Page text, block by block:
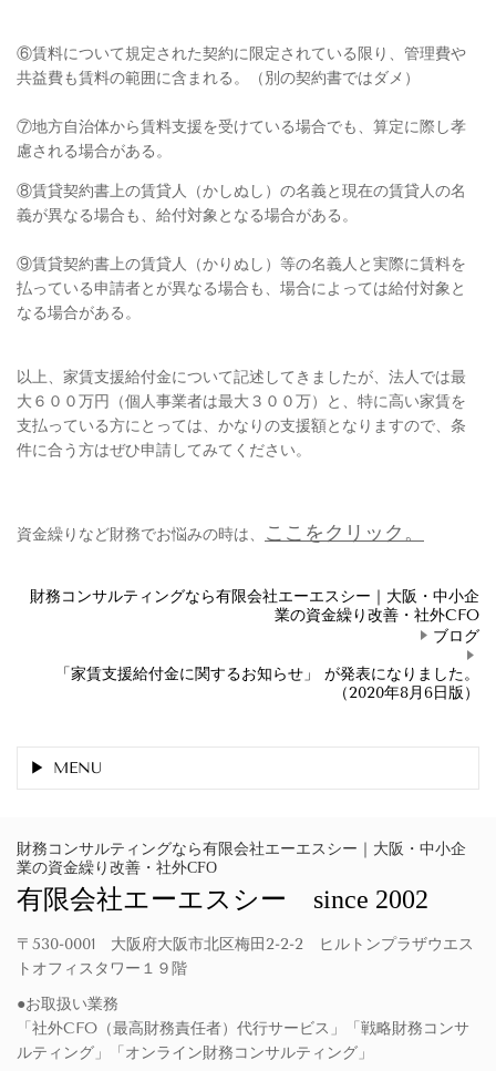
⑥賃料について規定された契約に限定されている限り、管理費や
共益費も賃料の範囲に含まれる。（別の契約書ではダメ）
⑦地方自治体から賃料支援を受けている場合でも、算定に際し孝
慮される場合がある。
⑧賃貸契約書上の賃貸人（かしぬし）の名義と現在の賃貸人の名
義が異なる場合も、給付対象となる場合がある。
⑨賃貸契約書上の賃貸人（かりぬし）等の名義人と実際に賃料を
払っている申請者とが異なる場合も、場合によっては給付対象と
なる場合がある。
以上、家賃支援給付金について記述してきましたが、法人では最
大６００万円（個人事業者は最大３００万）と、特に高い家賃を
支払っている方にとっては、かなりの支援額となりますので、条
件に合う方はぜひ申請してみてください。
資金繰りなど財務でお悩みの時は、 ここをクリック。
財務コンサルティングなら有限会社エーエスシー｜大阪・中小企
業の資金繰り改善・社外CFO
ブログ
「家賃支援給付金に関するお知らせ」 が発表になりました。
（2020年8月6日版）
MENU
財務コンサルティングなら有限会社エーエスシー｜大阪・中小企
業の資金繰り改善・社外CFO
有限会社エーエスシー since 2002
〒530-0001 大阪府大阪市北区梅田2-2-2 ヒルトンプラザウエス
トオフィスタワー１９階
●お取扱い業務
「社外CFO（最高財務責任者）代行サービス」「戦略財務コンサ
ルティング」「オンライン財務コンサルティング」